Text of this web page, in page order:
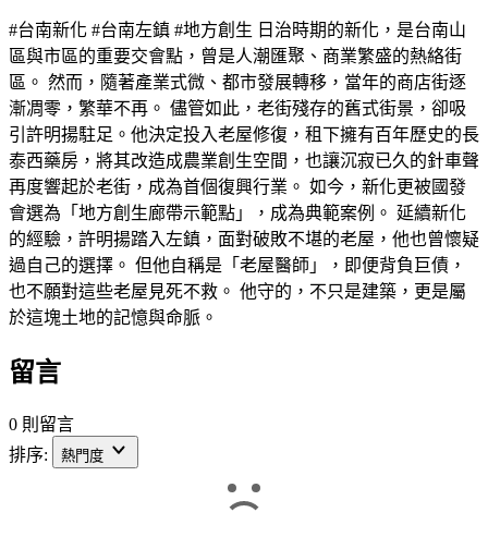
#台南新化 #台南左鎮 #地方創生 日治時期的新化，是台南山
區與市區的重要交會點，曾是人潮匯聚、商業繁盛的熱絡街
區。 然而，隨著產業式微、都市發展轉移，當年的商店街逐
漸凋零，繁華不再。 儘管如此，老街殘存的舊式街景，卻吸
引許明揚駐足。他決定投入老屋修復，租下擁有百年歷史的長
泰西藥房，將其改造成農業創生空間，也讓沉寂已久的針車聲
再度響起於老街，成為首個復興行業。 如今，新化更被國發
會選為「地方創生廊帶示範點」，成為典範案例。 延續新化
的經驗，許明揚踏入左鎮，面對破敗不堪的老屋，他也曾懷疑
過自己的選擇。 但他自稱是「老屋醫師」，即便背負巨債，
也不願對這些老屋見死不救。 他守的，不只是建築，更是屬
於這塊土地的記憶與命脈。
留言
0 則留言
排序:
熱門度